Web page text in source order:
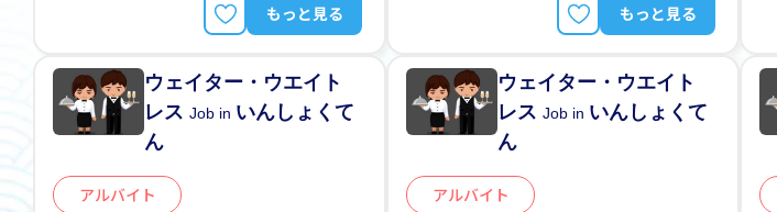
もっと見る もっと見る
ウェイター・ウエイト
レスJob in いんしょくて
ん
アルバイト
ウェイター・ウエイト
レスJob in いんしょくて
ん
アルバイト